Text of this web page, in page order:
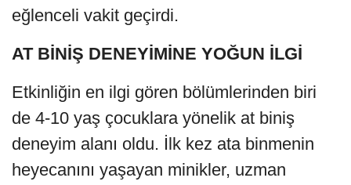
eğlenceli vakit geçirdi.
AT BİNİŞ DENEYİMİNE YOĞUN İLGİ
Etkinliğin en ilgi gören bölümlerinden biri
de 4-10 yaş çocuklara yönelik at biniş
deneyim alanı oldu. İlk kez ata binmenin
heyecanını yaşayan minikler, uzman